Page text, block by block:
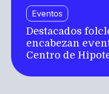
Eventos
Destacados
encabezan
Centro de